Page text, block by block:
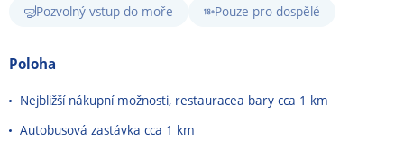
Pozvolný vstup do moře
Pouze pro dospělé
Poloha
Nejbližší nákupní možnosti, restauracea bary cca 1 km
Autobusová zastávka cca 1 km